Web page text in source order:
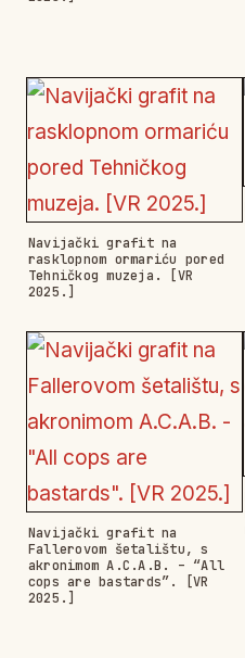
Navijački grafit na
rasklopnom ormariću pored
Tehničkog muzeja. [VR
2025.]
Navijački grafit na
Fallerovom šetalištu, s
akronimom A.C.A.B. – “All
cops are bastards”. [VR
2025.]